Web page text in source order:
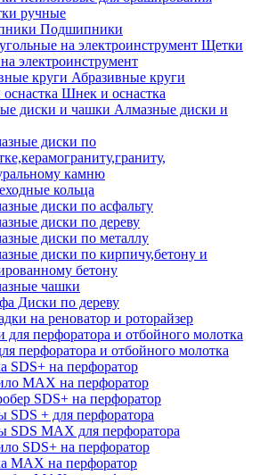
ручные
Подшипники
Щетки
электроинструмент
Абразивные круги
Шнек и оснастка
Алмазные диски и
диски по
камню
кольца
диски по асфальту
диски по дереву
диски по металлу
диски по кирпичу,бетону и
бетону
чашки
Диски по дереву
на реноватор и роторайзер
перфоратора и отбойного молотка
SDS+ на перфоратор
MAX на перфоратор
SDS+ на перфоратор
SDS + для перфоратора
SDS MAX для перфоратора
SDS+ на перфоратор
MAX на перфоратор